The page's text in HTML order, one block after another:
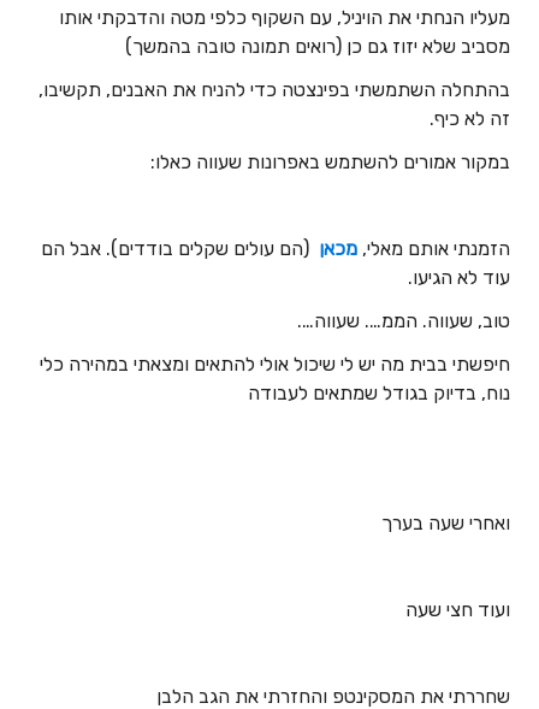
מעליו הנחתי את הויניל, עם השקוף כלפי מטה והדבקתי אותו
מסביב שלא יזוז גם כן (רואים תמונה טובה בהמשך)
בהתחלה השתמשתי בפינצטה כדי להניח את האבנים, תקשיבו,
זה לא כיף.
במקור אמורים להשתמש באפרונות שעווה כאלו:
הזמנתי אותם מאלי, מכאן (הם עולים שקלים בודדים). אבל הם
עוד לא הגיעו.
טוב, שעווה. הממ…. שעווה….
חיפשתי בבית מה יש לי שיכול אולי להתאים ומצאתי במהירה כלי
נוח, בדיוק בגודל שמתאים לעבודה
ואחרי שעה בערך
ועוד חצי שעה
שחררתי את המסקינטפ והחזרתי את הגב הלבן